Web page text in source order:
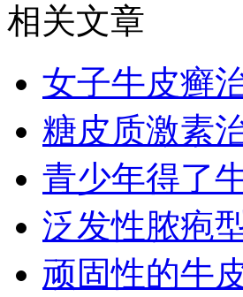
相关文章
女子牛皮癣
糖皮质激素
青少年得了
泛发性脓疱
顽固性的牛